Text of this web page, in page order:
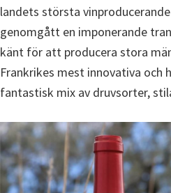
landets största
genomgått en imponerande
känt för att producera stora
Frankrikes mest innovativa
fantastisk mix av druvsorter,